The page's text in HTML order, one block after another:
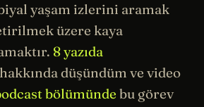
yaşam izlerini aramak
üzere kaya
8 yazıda
düşündüm ve video
bölümünde bu görev